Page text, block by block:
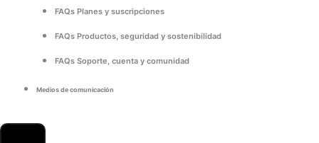
FAQs Planes y suscripciones
FAQs Productos, seguridad y sostenibilidad
FAQs Soporte, cuenta y comunidad
Medios de comunicación